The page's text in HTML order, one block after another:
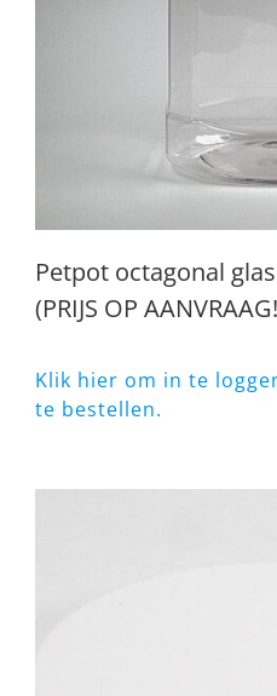
Petpot octagonal
(PRIJS OP
Klik hier om in te
te bestellen.